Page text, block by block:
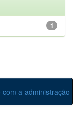
1
com a administração